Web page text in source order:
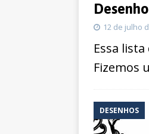
12 de julho
Essa
Fizemos
DESENHOS